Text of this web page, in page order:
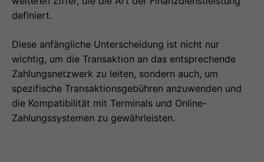
definiert.
Diese anfängliche Unterscheidung ist nicht nur
wichtig, um die Transaktion an das entsprechende
Zahlungsnetzwerk zu leiten, sondern auch, um
spezifische Transaktionsgebühren anzuwenden und
die Kompatibilität mit Terminals und Online-
Zahlungssystemen zu gewährleisten.